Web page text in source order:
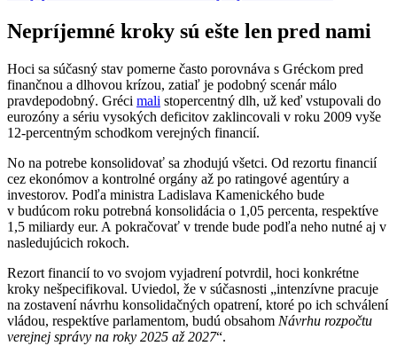
Nepríjemné kroky sú ešte len pred nami
Hoci sa súčasný stav pomerne často porovnáva s Gréckom pred
finančnou a dlhovou krízou, zatiaľ je podobný scenár málo
pravdepodobný. Gréci mali stopercentný dlh, už keď vstupovali do
eurozóny a sériu vysokých deficitov zaklincovali v roku 2009 vyše
12-percentným schodkom verejných financií.
No na potrebe konsolidovať sa zhodujú všetci. Od rezortu financií
cez ekonómov a kontrolné orgány až po ratingové agentúry a
investorov. Podľa ministra Ladislava Kamenického bude
v budúcom roku potrebná konsolidácia o 1,05 percenta, respektíve
1,5 miliardy eur. A pokračovať v trende bude podľa neho nutné aj v
nasledujúcich rokoch.
Rezort financií to vo svojom vyjadrení potvrdil, hoci konkrétne
kroky nešpecifikoval. Uviedol, že v súčasnosti „intenzívne pracuje
na zostavení návrhu konsolidačných opatrení, ktoré po ich schválení
vládou, respektíve parlamentom, budú obsahom Návrhu rozpočtu
verejnej správy na roky 2025 až 2027“.